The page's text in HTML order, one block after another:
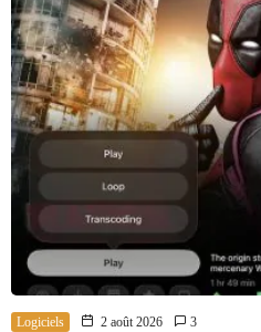
Logiciels 2 août 2026 3